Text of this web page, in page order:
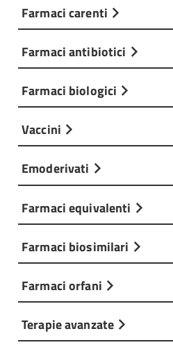
Farmaci carenti
Farmaci antibiotici
Farmaci biologici
Vaccini
Emoderivati
Farmaci equivalenti
Farmaci biosimilari
Farmaci orfani
Terapie avanzate